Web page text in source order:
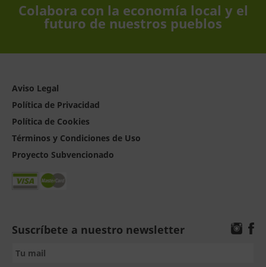
Colabora con la economía local y el
futuro de nuestros pueblos
Aviso Legal
Política de Privacidad
Política de Cookies
Términos y Condiciones de Uso
Proyecto Subvencionado
Suscríbete a nuestro newsletter